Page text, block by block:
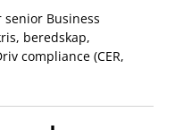
senior Business
beredskap,
compliance (CER,